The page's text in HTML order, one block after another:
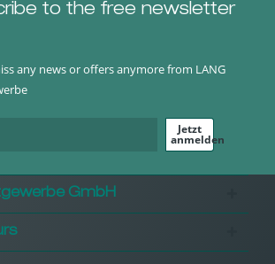
to the free newsletter
any news or offers anymore from LANG
Jetzt
anmelden
GmbH